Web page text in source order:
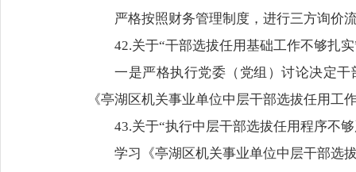
严格按照财务管理制度，进行三方询价
42.关于“干部选拔任用基础工作不够扎
一是严格执行党委（党组）讨论决定
《亭湖区机关事业单位中层干部选拔任用
43.关于“执行中层干部选拔任用程序不
学习《亭湖区机关事业单位中层干部选